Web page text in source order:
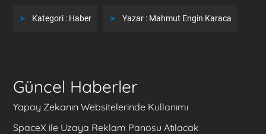
Kategori : Haber Yazar : Mahmut Engin Karaca
Güncel Haberler
Yapay Zekanın Websitelerinde Kullanımı
SpaceX ile Uzaya Reklam Panosu Atılacak